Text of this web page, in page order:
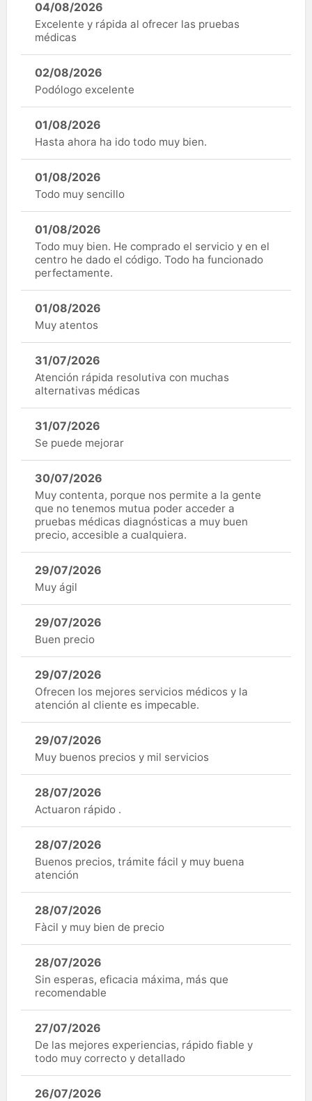
04/08/2026
Excelente y rápida al ofrecer las pruebas
médicas
02/08/2026
Podólogo excelente
01/08/2026
Hasta ahora ha ido todo muy bien.
01/08/2026
Todo muy sencillo
01/08/2026
Todo muy bien. He comprado el servicio y en el
centro he dado el código. Todo ha funcionado
perfectamente.
01/08/2026
Muy atentos
31/07/2026
Atención rápida resolutiva con muchas
alternativas médicas
31/07/2026
Se puede mejorar
30/07/2026
Muy contenta, porque nos permite a la gente
que no tenemos mutua poder acceder a
pruebas médicas diagnósticas a muy buen
precio, accesible a cualquiera.
29/07/2026
Muy ágil
29/07/2026
Buen precio
29/07/2026
Ofrecen los mejores servicios médicos y la
atención al cliente es impecable.
29/07/2026
Muy buenos precios y mil servicios
28/07/2026
Actuaron rápido .
28/07/2026
Buenos precios, trámite fácil y muy buena
atención
28/07/2026
Fàcil y muy bien de precio
28/07/2026
Sin esperas, eficacia máxima, más que
recomendable
27/07/2026
De las mejores experiencias, rápido fiable y
todo muy correcto y detallado
26/07/2026